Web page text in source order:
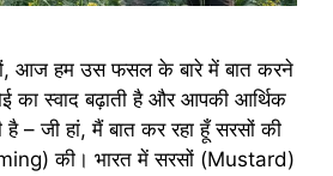
आज हम उस फसल के बारे में बात करने
का स्वाद बढ़ाती है और आपकी आर्थिक
– जी हां, मैं बात कर रहा हूँ सरसों की
की। भारत में सरसों (Mustard)